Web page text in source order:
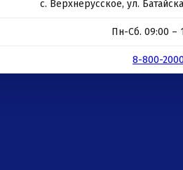
с. Верхнерусское, ул.
Пн-Сб. 09:00 –
8-800-